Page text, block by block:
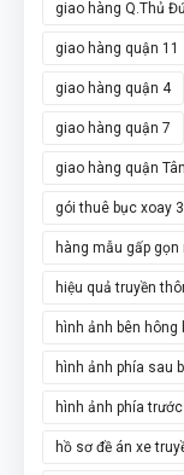
giao hàng Q.Thủ
giao hàng quận 11
giao hàng quận 4
giao hàng quận 7
giao hàng quận
gói thuê bục xoay
hàng mẫu gấp
hiệu quả truyền
hình ảnh bên hông
hình ảnh phía sau
hình ảnh phía
hồ sơ đề án xe